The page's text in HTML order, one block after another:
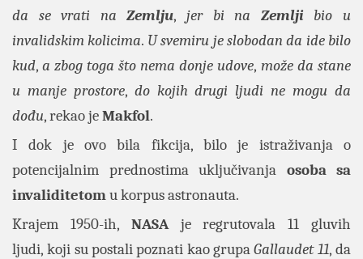
da se vrati naZemlju, jer bi na Zemlji bio u
invalidskim kolicima. U svemiru je slobodan da ide bilo
kud, a zbog toga što nema donje udove, može da stane
u manje prostore, do kojih drugi ljudi ne mogu da
dođu, rekao jeMakfol.
I dok je ovo bila fikcija, bilo je istraživanja o
potencijalnim prednostima uključivanja osoba sa
invaliditetomu korpus astronauta.
Krajem 1950-ih, NASA je regrutovala 11 gluvih
ljudi, koji su postali poznati kao grupaGallaudet 11, da